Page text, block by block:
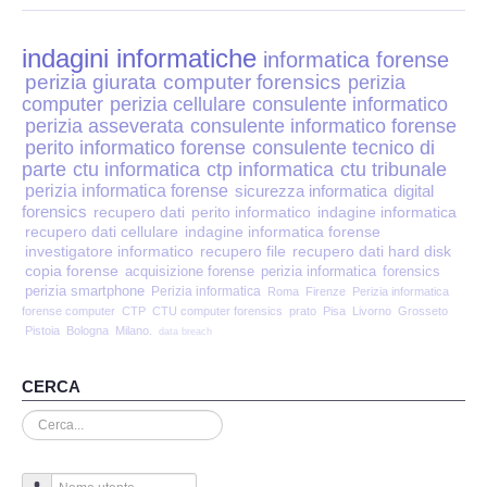
Perizia Stalking
Perizia Cyber Bullismo
Incarichi CTU e CTP
Perizia Centralini PBX e VOIP
Perizia Estimo
Perizia Documento informatico
Perizia Cloud
Perizia E-mail
indagini informatiche informatica forense
perizia giurata computer forensics perizia
computer perizia cellulare consulente informatico
perizia asseverata consulente informatico forense
perito informatico forense consulente tecnico di
parte ctu informatica ctp informatica ctu tribunale
perizia informatica forense sicurezza informatica digital
forensics recupero dati perito informatico indagine informatica
recupero dati cellulare indagine informatica forense
investigatore informatico recupero file recupero dati hard disk
copia forense acquisizione forense perizia informatica forensics
perizia smartphone Perizia informatica Roma Firenze Perizia informatica
forense computer CTP CTU computer forensics prato Pisa Livorno Grosseto
Pistoia
Bologna Milano. data breach
CERCA
Cerca...